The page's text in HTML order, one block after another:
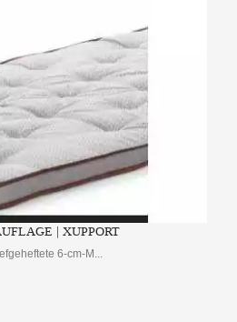
| XUPPORT
6-cm-M...